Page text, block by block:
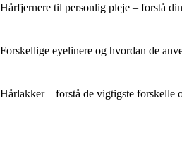
Hårfjernere til personlig pleje – forstå
Forskellige eyelinere og hvordan de
Hårlakker – forstå de vigtigste forskelle